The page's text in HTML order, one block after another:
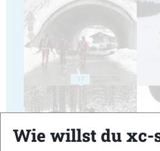
17
Wie willst du xc-